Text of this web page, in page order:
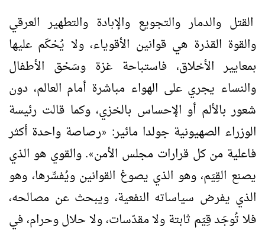
القتل والدمار والتجويع والإبادة والتطهير العرقي
والقوة القذرة هي قوانين الأقوياء، ولا يُحْكَم عليها
بمعايير الأخلاق، فاستباحة غزة وسَحْق الأطفال
والنساء يجري على الهواء مباشرة أمام العالم، دون
شعور بالألم أو الإحساس بالخزي، وكما قالت رئيسة
الوزراء الصهيونية جولدا مائير: «رصاصة واحدة أكثر
فاعلية من كل قرارات مجلس الأمن». والقوي هو الذي
يصنع القِيَم، وهو الذي يصوغ القوانين ويُفسِّرها، وهو
الذي يفرض سياساته النفعية، ويبحث عن مصالحه،
فلا تُوجَد قِيَم ثابتة ولا مقدّسات، ولا حلال وحرام، في